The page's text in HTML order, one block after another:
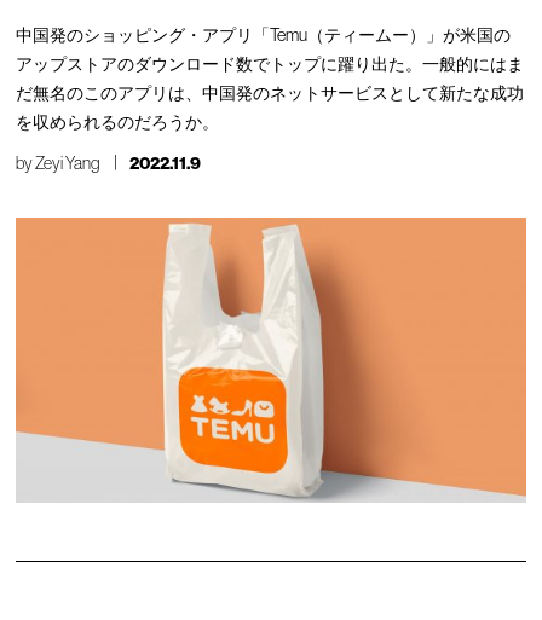
中国発のショッピング・アプリ「Temu（ティームー）」が米国の
アップストアのダウンロード数でトップに躍り出た。一般的にはま
だ無名のこのアプリは、中国発のネットサービスとして新たな成功
を収められるのだろうか。
byZeyi Yang 2022.11.9